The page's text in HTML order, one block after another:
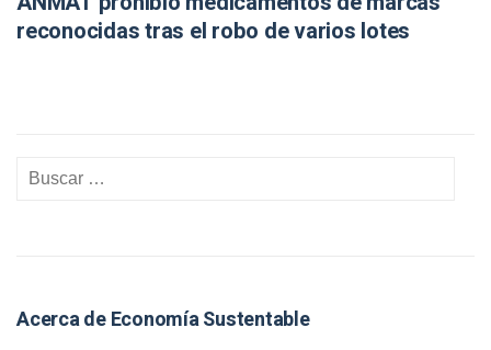
reconocidas tras el robo de varios lotes
Acerca de Economía Sustentable